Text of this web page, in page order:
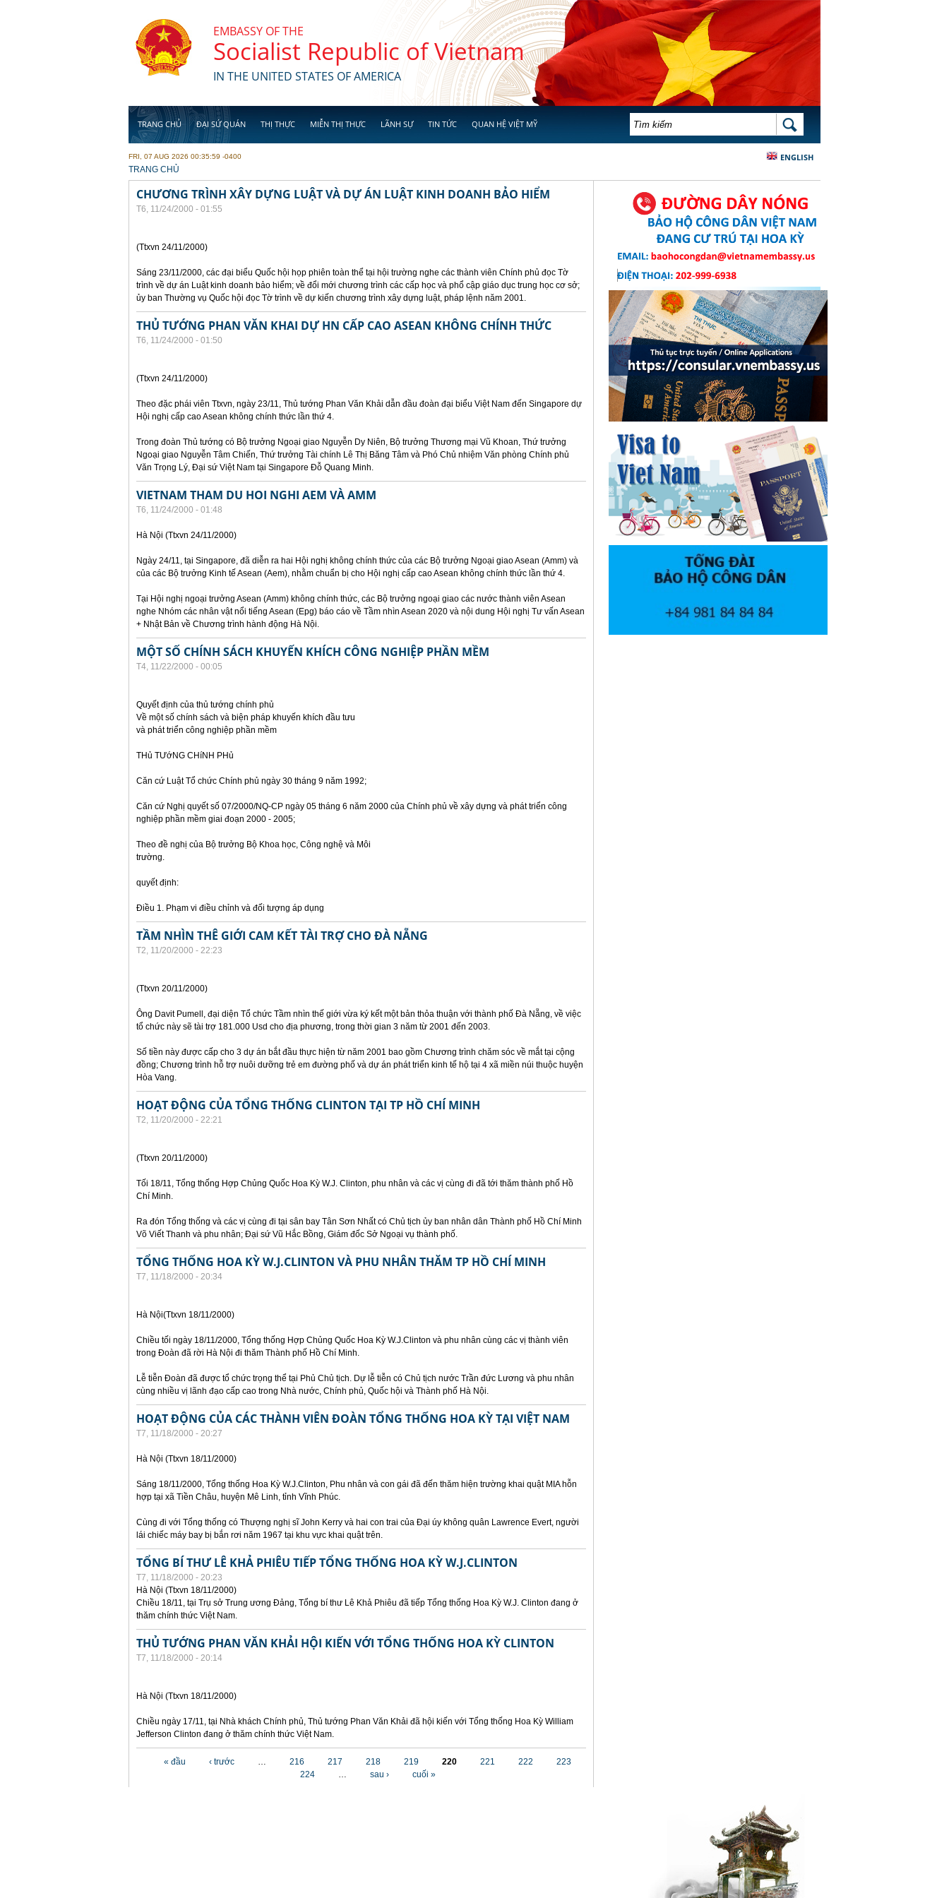
EMBASSY OF THE
Socialist Republic of Vietnam
IN THE UNITED STATES OF AMERICA
TRANG CHỦ ĐẠI SỨ QUÁN THỊ THỰC MIỄN THỊ THỰC LÃNH SỰ TIN TỨC QUAN HỆ VIỆT MỸ BIỂU MẪU TÌM KIẾM TÌM KIẾM
ENGLISH
FRI, 07 AUG 2026 00:35:59 -0400
YOU ARE HERE
TRANG CHỦ
CHƯƠNG TRÌNH XÂY DỰNG LUẬT VÀ DỰ ÁN LUẬT KINH DOANH BẢO HIỂM
T6, 11/24/2000 - 01:55
(Ttxvn 24/11/2000)
Sáng 23/11/2000, các đại biểu Quốc hội họp phiên toàn thể tại hội trường nghe các thành viên Chính phủ đọc Tờ
trình về dự án Luật kinh doanh bảo hiểm; về đổi mới chương trình các cấp học và phổ cập giáo dục trung học cơ sở;
ủy ban Thường vụ Quốc hội đọc Tờ trình về dự kiến chương trình xây dựng luật, pháp lệnh năm 2001.
THỦ TƯỚNG PHAN VĂN KHAI DỰ HN CẤP CAO ASEAN KHÔNG CHÍNH THỨC
T6, 11/24/2000 - 01:50
(Ttxvn 24/11/2000)
Theo đặc phái viên Ttxvn, ngày 23/11, Thủ tướng Phan Văn Khải dẫn đầu đoàn đại biểu Việt Nam đến Singapore dự
Hội nghị cấp cao Asean không chính thức lần thứ 4.
Trong đoàn Thủ tướng có Bộ trưởng Ngoại giao Nguyễn Dy Niên, Bộ trưởng Thương mại Vũ Khoan, Thứ trưởng
Ngoại giao Nguyễn Tâm Chiến, Thứ trưởng Tài chính Lê Thị Băng Tâm và Phó Chủ nhiệm Văn phòng Chính phủ
Văn Trọng Lý, Đại sứ Việt Nam tại Singapore Đỗ Quang Minh.
VIETNAM THAM DU HOI NGHI AEM VÀ AMM
T6, 11/24/2000 - 01:48
Hà Nội (Ttxvn 24/11/2000)
Ngày 24/11, tại Singapore, đã diễn ra hai Hội nghị không chính thức của các Bộ trưởng Ngoại giao Asean (Amm) và
của các Bộ trưởng Kinh tế Asean (Aem), nhằm chuẩn bị cho Hội nghị cấp cao Asean không chính thức lần thứ 4.
Tại Hội nghị ngoại trưởng Asean (Amm) không chính thức, các Bộ trưởng ngoại giao các nước thành viên Asean
nghe Nhóm các nhân vật nổi tiếng Asean (Epg) báo cáo về Tầm nhìn Asean 2020 và nội dung Hội nghị Tư vấn Asean
+ Nhật Bản về Chương trình hành động Hà Nội.
MỘT SỐ CHÍNH SÁCH KHUYẾN KHÍCH CÔNG NGHIỆP PHẦN MỀM
T4, 11/22/2000 - 00:05
Quyết định của thủ tướng chính phủ
Về một số chính sách và biện pháp khuyến khích đầu tưu
và phát triển công nghiệp phần mềm
THủ TƯớNG CHíNH PHủ
Căn cứ Luật Tổ chức Chính phủ ngày 30 tháng 9 năm 1992;
Căn cứ Nghị quyết số 07/2000/NQ-CP ngày 05 tháng 6 năm 2000 của Chính phủ về xây dựng và phát triển công
nghiệp phần mềm giai đoạn 2000 - 2005;
Theo đề nghị của Bộ trưởng Bộ Khoa học, Công nghệ và Môi
trường.
quyết định:
Điều 1. Phạm vi điều chỉnh và đối tượng áp dụng
TẦM NHÌN THÊ GIỚI CAM KẾT TÀI TRỢ CHO ĐÀ NẴNG
T2, 11/20/2000 - 22:23
(Ttxvn 20/11/2000)
Ông Davit Pumell, đại diện Tổ chức Tầm nhìn thế giới vừa ký kết một bản thỏa thuận với thành phố Đà Nẵng, về việc
tổ chức này sẽ tài trợ 181.000 Usd cho địa phương, trong thời gian 3 năm từ 2001 đến 2003.
Số tiền này được cấp cho 3 dự án bắt đầu thực hiện từ năm 2001 bao gồm Chương trình chăm sóc về mắt tại cộng
đồng; Chương trình hỗ trợ nuôi dưỡng trẻ em đường phố và dự án phát triển kinh tế hộ tại 4 xã miền núi thuộc huyện
Hòa Vang.
HOẠT ĐỘNG CỦA TỔNG THỐNG CLINTON TẠI TP HỒ CHÍ MINH
T2, 11/20/2000 - 22:21
(Ttxvn 20/11/2000)
Tối 18/11, Tổng thống Hợp Chủng Quốc Hoa Kỳ W.J. Clinton, phu nhân và các vị cùng đi đã tới thăm thành phố Hồ
Chí Minh.
Ra đón Tổng thống và các vị cùng đi tại sân bay Tân Sơn Nhất có Chủ tịch ủy ban nhân dân Thành phố Hồ Chí Minh
Võ Viết Thanh và phu nhân; Đại sứ Vũ Hắc Bồng, Giám đốc Sở Ngoại vụ thành phố.
TỔNG THỐNG HOA KỲ W.J.CLINTON VÀ PHU NHÂN THĂM TP HỒ CHÍ MINH
T7, 11/18/2000 - 20:34
Hà Nội(Ttxvn 18/11/2000)
Chiều tối ngày 18/11/2000, Tổng thống Hợp Chủng Quốc Hoa Kỳ W.J.Clinton và phu nhân cùng các vị thành viên
trong Đoàn đã rời Hà Nội đi thăm Thành phố Hồ Chí Minh.
Lễ tiễn Đoàn đã được tổ chức trọng thể tại Phủ Chủ tịch. Dự lễ tiễn có Chủ tịch nước Trần đức Lương và phu nhân
cùng nhiều vị lãnh đạo cấp cao trong Nhà nước, Chính phủ, Quốc hội và Thành phố Hà Nội.
HOẠT ĐỘNG CỦA CÁC THÀNH VIÊN ĐOÀN TỔNG THỐNG HOA KỲ TẠI VIỆT NAM
T7, 11/18/2000 - 20:27
Hà Nội (Ttxvn 18/11/2000)
Sáng 18/11/2000, Tổng thống Hoa Kỳ W.J.Clinton, Phu nhân và con gái đã đến thăm hiện trường khai quật MIA hỗn
hợp tại xã Tiền Châu, huyện Mê Linh, tỉnh Vĩnh Phúc.
Cùng đi với Tổng thống có Thượng nghị sĩ John Kerry và hai con trai của Đại úy không quân Lawrence Evert, người
lái chiếc máy bay bị bắn rơi năm 1967 tại khu vực khai quật trên.
TỔNG BÍ THƯ LÊ KHẢ PHIÊU TIẾP TỔNG THỐNG HOA KỲ W.J.CLINTON
T7, 11/18/2000 - 20:23
Hà Nội (Ttxvn 18/11/2000)
Chiều 18/11, tại Trụ sở Trung ương Đảng, Tổng bí thư Lê Khả Phiêu đã tiếp Tổng thống Hoa Kỳ W.J. Clinton đang ở
thăm chính thức Việt Nam.
THỦ TƯỚNG PHAN VĂN KHẢI HỘI KIẾN VỚI TỔNG THỐNG HOA KỲ CLINTON
T7, 11/18/2000 - 20:14
Hà Nội (Ttxvn 18/11/2000)
Chiều ngày 17/11, tại Nhà khách Chính phủ, Thủ tướng Phan Văn Khải đã hội kiến với Tổng thống Hoa Kỳ William
Jefferson Clinton đang ở thăm chính thức Việt Nam.
« đầu ‹ trước … 216 217 218 219 220 221 222
223
224
… sau › cuối »